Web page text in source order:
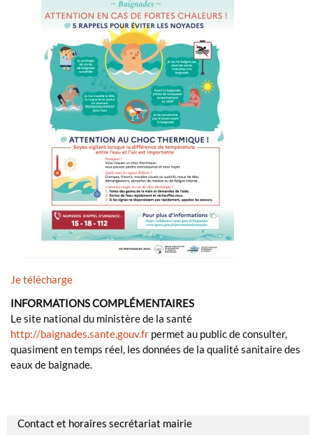
Je télécharge
INFORMATIONS COMPLÉMENTAIRES
Le site national du ministère de la santé
http://baignades.sante.gouv.fr permet au public de consulter,
quasiment en temps réel, les données de la qualité sanitaire des
eaux de baignade.
Contact et horaires secrétariat mairie